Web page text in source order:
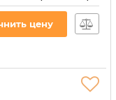
CI-HP-C2P23AE-B-XL
цену